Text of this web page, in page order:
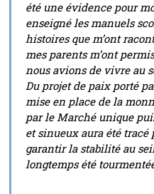
été une évidence pour
enseigné les manuels
histoires que m’ont
mes parents m’ont
nous avions de vivre au
Du projet de paix porté
mise en place de la
par le Marché unique
et sinueux aura été
garantir la stabilité au
longtemps été